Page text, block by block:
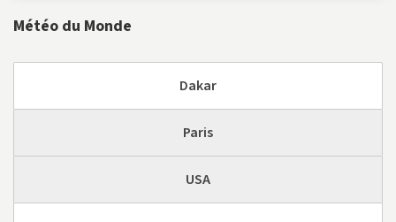
Météo du Monde
Dakar
Paris
USA